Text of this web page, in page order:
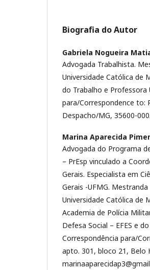
Biografia do Autor
Gabriela Nogueira
Advogada Trabalhista.
Universidade Católica de
do Trabalho e Professora
para/Correspondence to:
Despacho/MG, 35600-
Marina Aparecida
Advogada do Programa
– PrEsp vinculado a
Gerais. Especialista em
Gerais -UFMG.
Universidade Católica de
Academia de Polícia
Defesa Social – EFES e
Correspondência para/
apto. 301, bloco 21, Belo